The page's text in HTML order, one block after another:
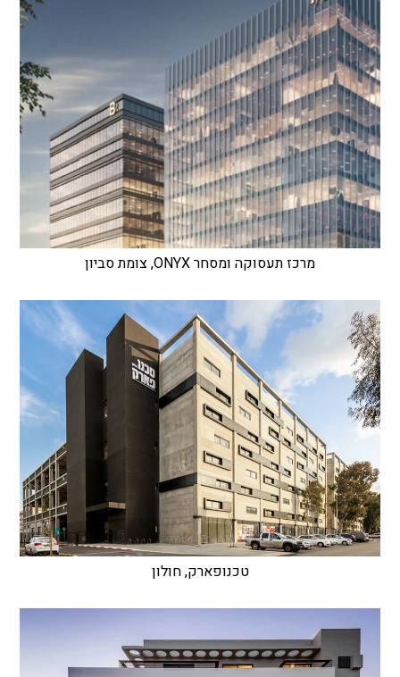
מרכז תעסוקה ומסחר ONYX, צומת סביון
טכנופארק, חולון